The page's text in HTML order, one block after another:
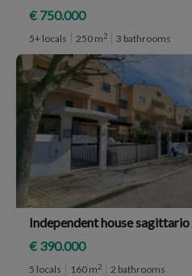
€ 750.000
5+ locals 250 m2 3 bathrooms
€ 390.000
5 locals 160 m2 2 bathrooms